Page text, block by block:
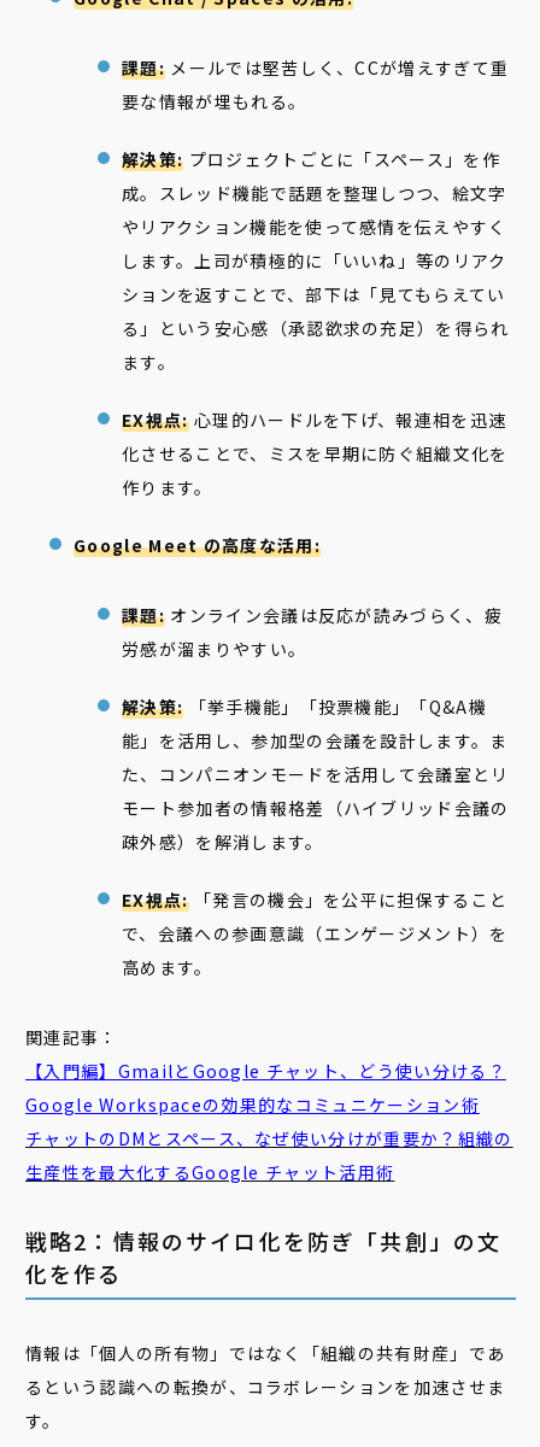
課題:メールでは堅苦しく、CCが増えすぎて重
要な情報が埋もれる。
解決策: プロジェクトごとに「スペース」を作
成。スレッド機能で話題を整理しつつ、絵文字
やリアクション機能を使って感情を伝えやすく
します。上司が積極的に「いいね」等のリアク
ションを返すことで、部下は「見てもらえてい
る」という安心感（承認欲求の充足）を得られ
ます。
EX視点:心理的ハードルを下げ、報連相を迅速
化させることで、ミスを早期に防ぐ組織文化を
作ります。
Google Meet の高度な活用:
課題:オンライン会議は反応が読みづらく、疲
労感が溜まりやすい。
解決策: 「挙手機能」「投票機能」「Q&A機
能」を活用し、参加型の会議を設計します。ま
た、コンパニオンモードを活用して会議室とリ
モート参加者の情報格差（ハイブリッド会議の
疎外感）を解消します。
EX視点:「発言の機会」を公平に担保すること
で、会議への参画意識（エンゲージメント）を
高めます。
関連記事：
【入門編】GmailとGoogle チャット、どう使い分ける？
Google Workspaceの効果的なコミュニケーション術
チャットのDMとスペース、なぜ使い分けが重要か？組織の
生産性を最大化するGoogle チャット活用術
戦略2：情報のサイロ化を防ぎ「共創」の文
化を作る
情報は「個人の所有物」ではなく「組織の共有財産」であ
るという認識への転換が、コラボレーションを加速させま
す。